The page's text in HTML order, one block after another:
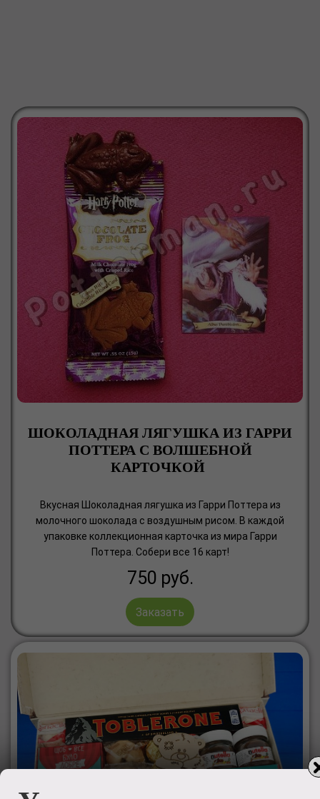
ШОКОЛАДНАЯ ЛЯГУШКА ИЗ ГАРРИ
ПОТТЕРА С ВОЛШЕБНОЙ
КАРТОЧКОЙ
Вкусная Шоколадная лягушка из Гарри Поттера из
молочного шоколада с воздушным рисом. В каждой
упаковке коллекционная карточка из мира Гарри
Поттера. Собери все 16 карт!
750 руб.
Заказать